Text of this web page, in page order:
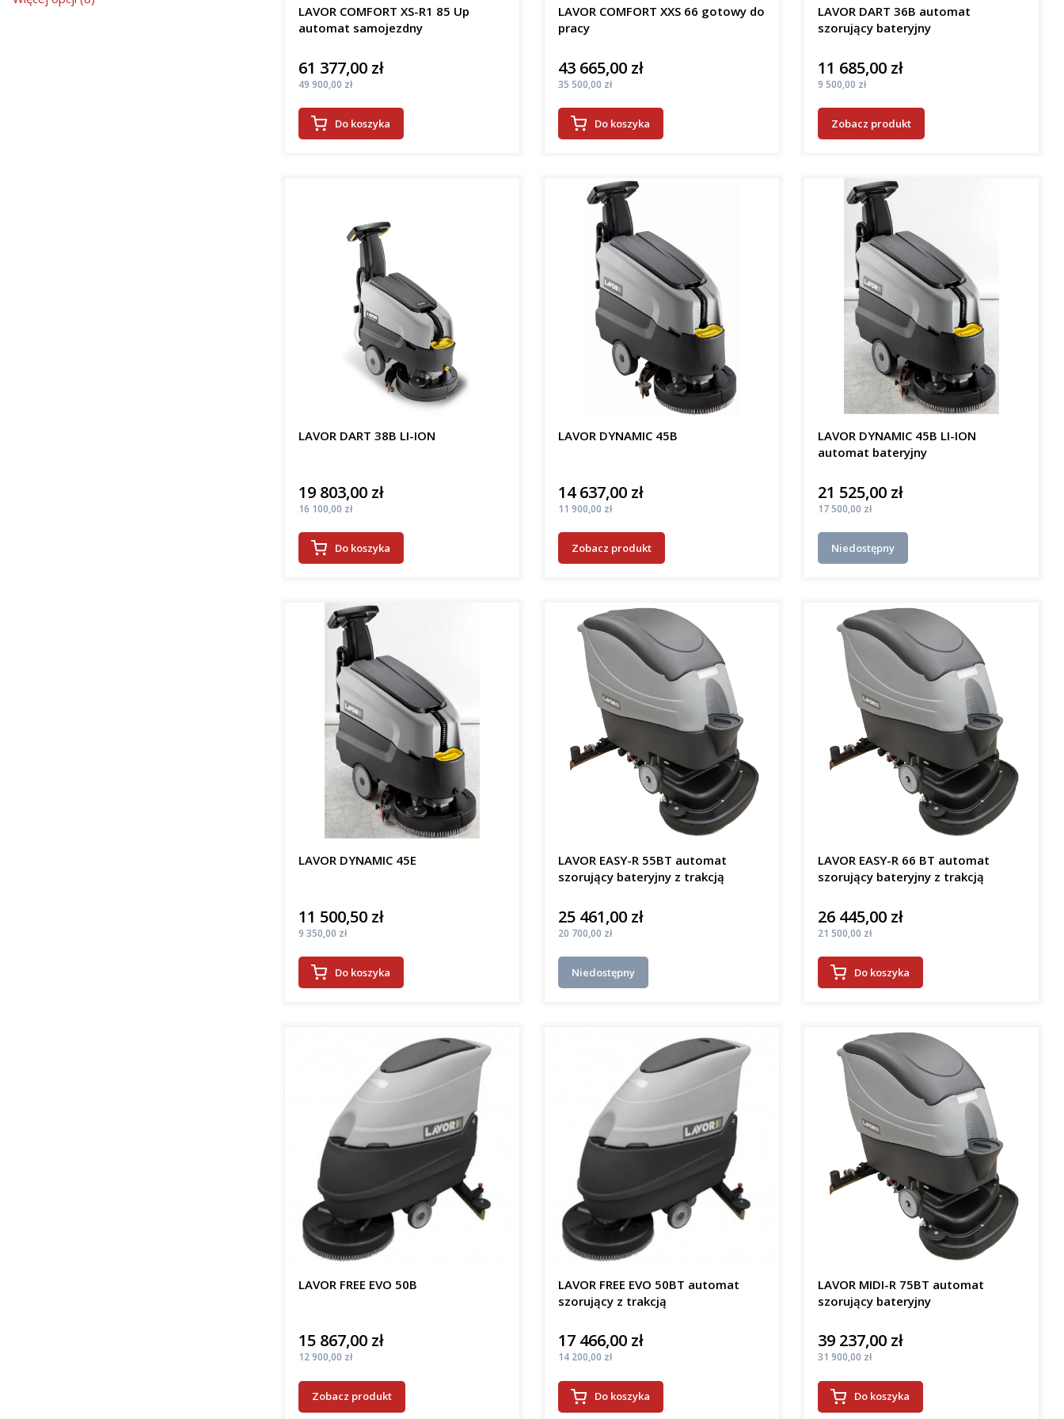
LAVOR COMFORT XS-R1 85 Up
automat samojezdny
Cena
61 377,00 zł
Cena
49 900,00 zł
Do koszyka
LAVOR COMFORT XXS 66 gotowy do
pracy
Cena
43 665,00 zł
Cena
35 500,00 zł
Do koszyka
LAVOR DART 36B automat
szorujący bateryjny
Cena
11 685,00 zł
Cena
9 500,00 zł
Zobacz produkt
LAVOR DART 38B LI-ION
Cena
19 803,00 zł
Cena
16 100,00 zł
Do koszyka
LAVOR DYNAMIC 45B
Cena
14 637,00 zł
Cena
11 900,00 zł
Zobacz produkt
LAVOR DYNAMIC 45B LI-ION
automat bateryjny
Cena
21 525,00 zł
Cena
17 500,00 zł
Niedostępny
LAVOR DYNAMIC 45E
Cena
11 500,50 zł
Cena
9 350,00 zł
Do koszyka
LAVOR EASY-R 55BT automat
szorujący bateryjny z trakcją
Cena
25 461,00 zł
Cena
20 700,00 zł
Niedostępny
LAVOR EASY-R 66 BT automat
szorujący bateryjny z trakcją
Cena
26 445,00 zł
Cena
21 500,00 zł
Do koszyka
LAVOR FREE EVO 50B
Cena
15 867,00 zł
Cena
12 900,00 zł
Zobacz produkt
LAVOR FREE EVO 50BT automat
szorujący z trakcją
Cena
17 466,00 zł
Cena
14 200,00 zł
Do koszyka
LAVOR MIDI-R 75BT automat
szorujący bateryjny
Cena
39 237,00 zł
Cena
31 900,00 zł
Do koszyka